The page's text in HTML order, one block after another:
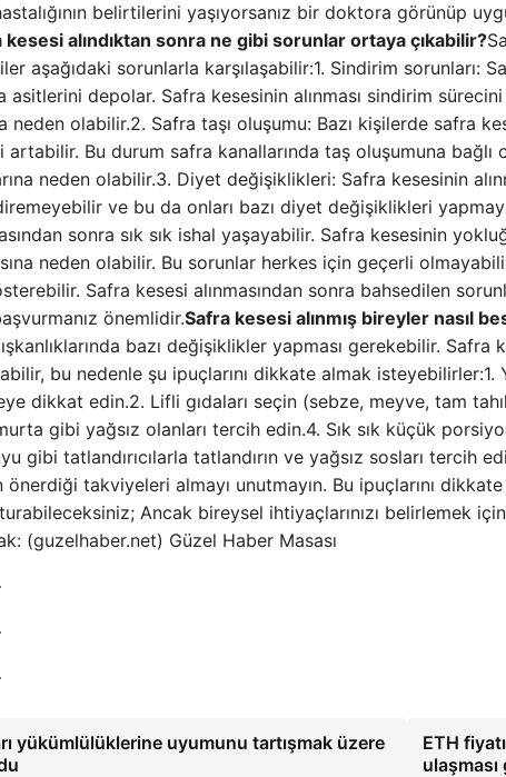
belirtilerini yaşıyorsanız bir doktora görünüp
kesesi alındıktan sonra ne gibi sorunlar ortaya çıkabilir?
aşağıdaki sorunlarla karşılaşabilir:1. Sindirim sorunları:
depolar. Safra kesesinin alınması sindirim
neden olabilir.2. Safra taşı oluşumu: Bazı kişilerde safra
Bu durum safra kanallarında taş oluşumuna bağlı
neden olabilir.3. Diyet değişiklikleri: Safra kesesinin
ve bu da onları bazı diyet değişiklikleri
sonra sık sık ishal yaşayabilir. Safra kesesinin
neden olabilir. Bu sorunlar herkes için geçerli
Safra kesesi alınmasından sonra bahsedilen
önemlidir.Safra kesesi alınmış bireyler nasıl
bazı değişiklikler yapması gerekebilir. Safra
bu nedenle şu ipuçlarını dikkate almak isteyebilirler:1.
dikkat edin.2. Lifli gıdaları seçin (sebze, meyve, tam
gibi yağsız olanları tercih edin.4. Sık sık küçük
gibi tatlandırıcılarla tatlandırın ve yağsız sosları tercih
takviyeleri almayı unutmayın. Bu ipuçlarını
Ancak bireysel ihtiyaçlarınızı belirlemek
(guzelhaber.net) Güzel Haber Masası
yükümlülüklerine uyumunu tartışmak üzere
ETH